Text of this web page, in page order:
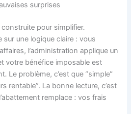
surprises
pour simplifier.
sur une logique claire : vous
l’administration applique un
votre bénéfice imposable est
Le problème, c’est que “simple”
rentable”. La bonne lecture, c’est
remplace : vos frais